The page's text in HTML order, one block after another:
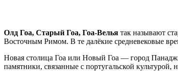
Олд Гоа, Старый Гоа, Гоа-Велья так называют
Восточным Римом. В те далёкие средневековые
Новая столица Гоа или Новый Гоа — город
памятники, связанные с португальской